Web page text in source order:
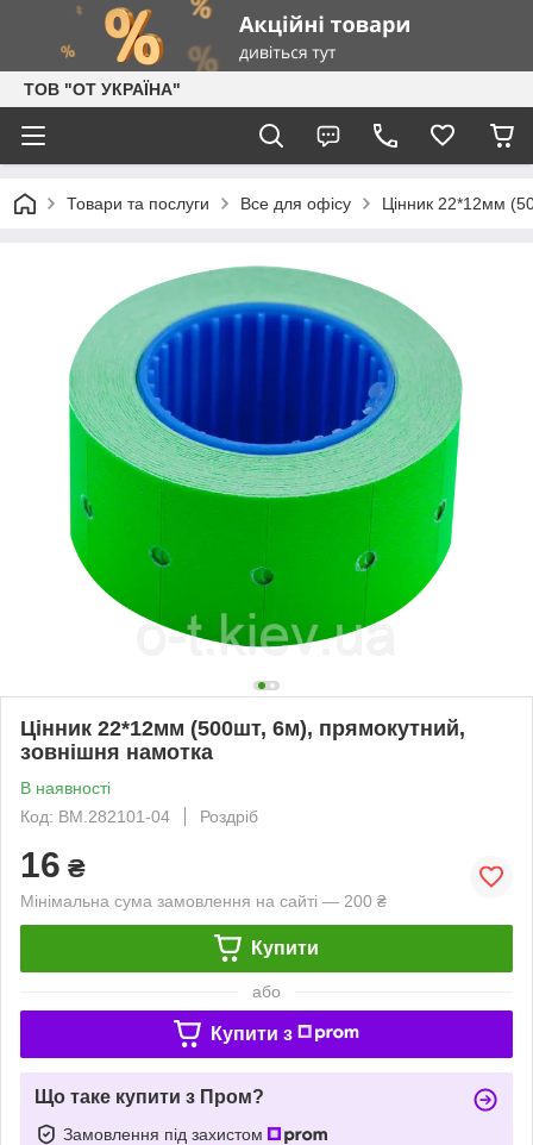
ТОВ "ОТ УКРАЇНА"
Товари та послуги Все для офісу Цінник 22*12мм
Цінник 22*12мм (500шт, 6м), прямокутний,
зовнішня намотка
В наявності
Код: BM.282101-04
Роздріб
16 ₴
Мінімальна сума замовлення на сайті — 200 ₴
Купити
або
Купити з
Що таке купити з Пром?
Замовлення під захистом